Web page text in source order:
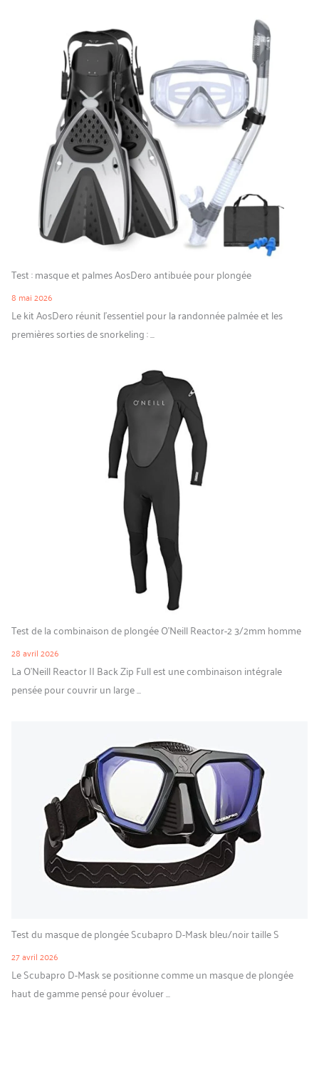
Test : masque et palmes AosDero antibuée pour plongée
8 mai 2026
Le kit AosDero réunit l’essentiel pour la randonnée palmée et les
premières sorties de snorkeling : ...
Test de la combinaison de plongée O’Neill Reactor-2 3/2mm homme
28 avril 2026
La O’Neill Reactor II Back Zip Full est une combinaison intégrale
pensée pour couvrir un large ...
Test du masque de plongée Scubapro D-Mask bleu/noir taille S
27 avril 2026
Le Scubapro D-Mask se positionne comme un masque de plongée
haut de gamme pensé pour évoluer ...